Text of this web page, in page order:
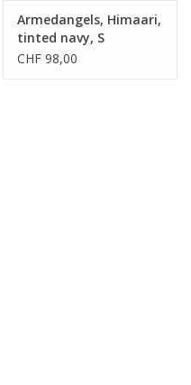
Armedangels, Himaari,
tinted navy, S
CHF 98,00